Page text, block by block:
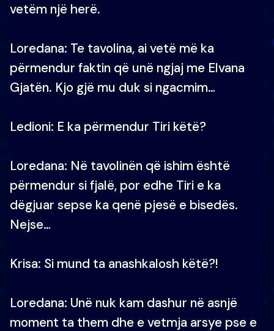
vetëm një herë.
Loredana: Te tavolina, ai vetë më ka
përmendur faktin që unë ngjaj me Elvana
Gjatën. Kjo gjë mu duk si ngacmim…
Ledioni: E ka përmendur Tiri këtë?
Loredana: Në tavolinën që ishim është
përmendur si fjalë, por edhe Tiri e ka
dëgjuar sepse ka qenë pjesë e bisedës.
Nejse…
Krisa: Si mund ta anashkalosh këtë?!
Loredana: Unë nuk kam dashur në asnjë
moment ta them dhe e vetmja arsye pse e